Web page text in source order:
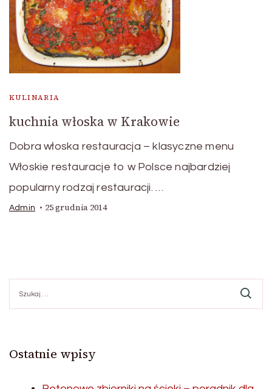
KULINARIA
kuchnia włoska w Krakowie
Dobra włoska restauracja – klasyczne menu
Włoskie restauracje to w Polsce najbardziej
popularny rodzaj restauracji. …
Admin 25 grudnia 2014
Ostatnie wpisy